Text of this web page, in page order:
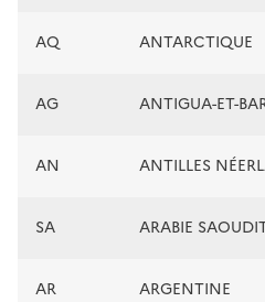
AQ ANTARCTIQUE
AG ANTIGUA-ET-
AN ANTILLES
SA ARABIE
AR ARGENTINE